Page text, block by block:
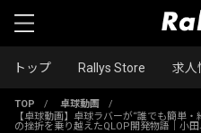
トップ Rallys Store 求人
TOP / 卓球動画
/
【卓球動画】卓球ラバーが“誰でも簡単
の挫折を乗り越えたQLOP開発物語｜小